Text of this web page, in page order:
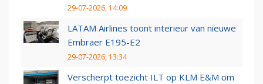
29-07-2026, 14:09
LATAM Airlines toont interieur van nieuwe
Embraer E195-E2
29-07-2026, 13:34
Verscherpt toezicht ILT op KLM E&M om